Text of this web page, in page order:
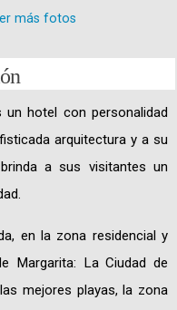
más fotos
hotel con personalidad
arquitectura y a su
a sus visitantes un
en la zona residencial y
Margarita: La Ciudad de
mejores playas, la zona